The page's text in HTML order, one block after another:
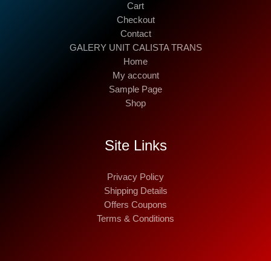
Cart
Checkout
Contact
GALERY UNIT CALISTA TRANS
Home
My account
Sample Page
Shop
Site Links
Privacy Policy
Shipping Details
Offers Coupons
Terms & Conditions